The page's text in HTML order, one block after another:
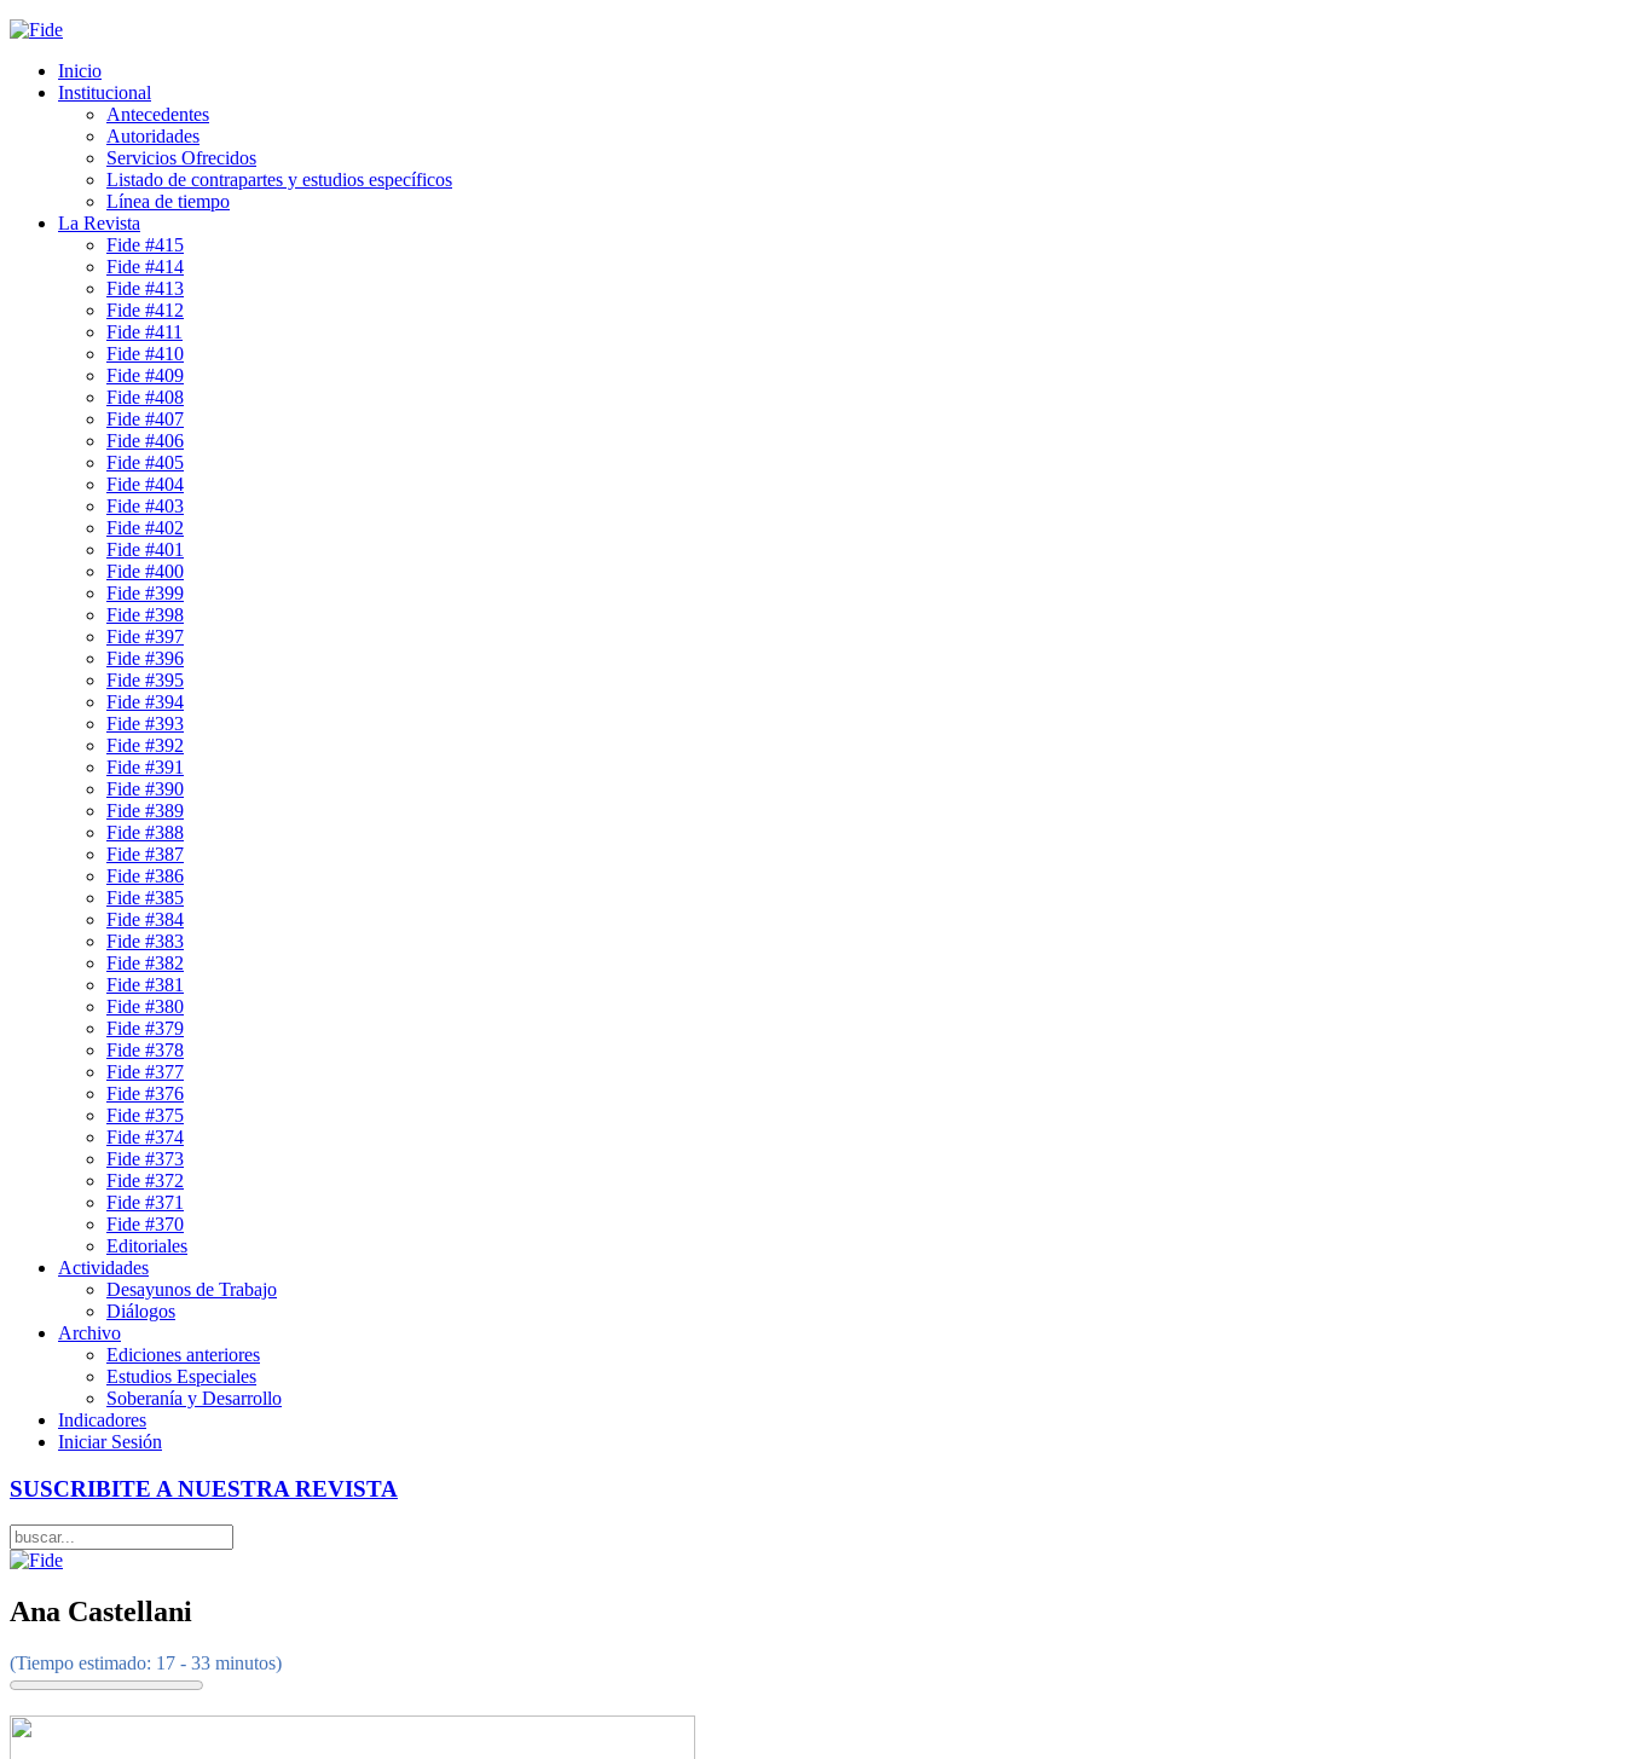
Inicio
Institucional
Antecedentes
Autoridades
Servicios Ofrecidos
Listado de contrapartes y estudios específicos
Línea de tiempo
La Revista
Fide #415
Fide #414
Fide #413
Fide #412
Fide #411
Fide #410
Fide #409
Fide #408
Fide #407
Fide #406
Fide #405
Fide #404
Fide #403
Fide #402
Fide #401
Fide #400
Fide #399
Fide #398
Fide #397
Fide #396
Fide #395
Fide #394
Fide #393
Fide #392
Fide #391
Fide #390
Fide #389
Fide #388
Fide #387
Fide #386
Fide #385
Fide #384
Fide #383
Fide #382
Fide #381
Fide #380
Fide #379
Fide #378
Fide #377
Fide #376
Fide #375
Fide #374
Fide #373
Fide #372
Fide #371
Fide #370
Editoriales
Actividades
Desayunos de Trabajo
Diálogos
Archivo
Ediciones anteriores
Estudios Especiales
Soberanía y Desarrollo
Indicadores
Iniciar Sesión
SUSCRIBITE A NUESTRA REVISTA
Ana Castellani
(Tiempo estimado: 17 - 33 minutos)